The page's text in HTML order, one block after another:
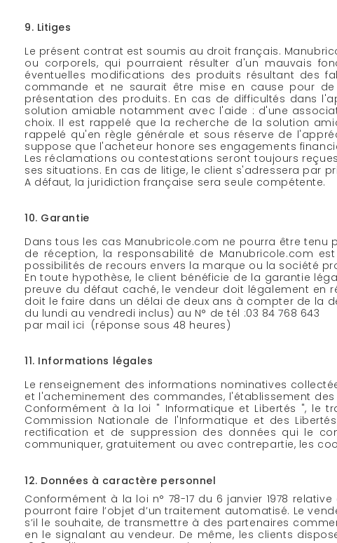
9. Litiges
Le présent contrat est soumis au droit français.
ou corporels, qui pourraient résulter d'un mauvais
éventuelles modifications des produits résultant des
commande et ne saurait être mise en cause pour
présentation des produits. En cas de difficultés dans
solution amiable notamment avec l'aide : d'une
choix. Il est rappelé que la recherche de la solution
rappelé qu'en règle générale et sous réserve de
suppose que l'acheteur honore ses engagements
Les réclamations ou contestations seront toujours
ses situations. En cas de litige, le client s'adressera par
A défaut, la juridiction française sera seule compétente.
10. Garantie
Dans tous les cas Manubricole.com ne pourra être
de réception, la responsabilité de Manubricole.com
possibilités de recours envers la marque ou la société
En toute hypothèse, le client bénéficie de la garantie
preuve du défaut caché, le vendeur doit légalement en
doit le faire dans un délai de deux ans à compter de la
du lundi au vendredi inclus) au N° de tél :03 84 768 643
par mail ici (réponse sous 48 heures)
11. Informations légales
Le renseignement des informations nominatives
et l'acheminement des commandes, l'établissement
Conformément à la loi " Informatique et Libertés ", le
Commission Nationale de l'Informatique et des
rectification et de suppression des données qui le
communiquer, gratuitement ou avec contrepartie, les
12. Données à caractère personnel
Conformément à la loi n° 78-17 du 6 janvier 1978
pourront faire l’objet d’un traitement automatisé. Le
s’il le souhaite, de transmettre à des partenaires
en le signalant au vendeur. De même, les clients